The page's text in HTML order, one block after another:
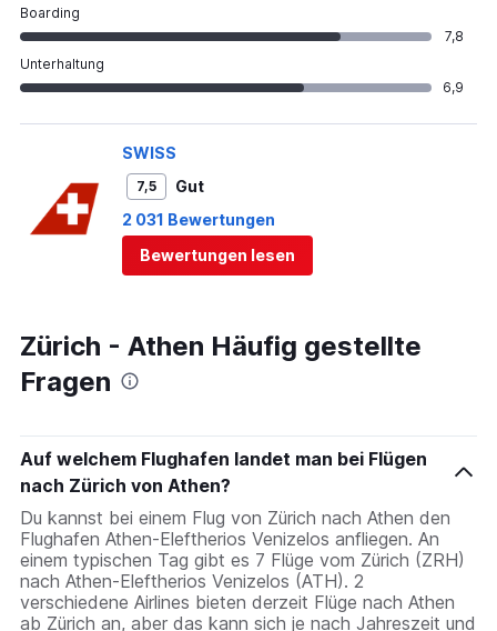
Boarding
7,8
Unterhaltung
6,9
SWISS
7,5
Gut
2 031 Bewertungen
Bewertungen lesen
Zürich - Athen Häufig gestellte
Fragen
Auf welchem Flughafen landet man bei Flügen
nach Zürich von Athen?
Du kannst bei einem Flug von Zürich nach Athen den
Flughafen Athen-Eleftherios Venizelos anfliegen. An
einem typischen Tag gibt es 7 Flüge vom Zürich (ZRH)
nach Athen-Eleftherios Venizelos (ATH). 2
verschiedene Airlines bieten derzeit Flüge nach Athen
ab Zürich an, aber das kann sich je nach Jahreszeit und